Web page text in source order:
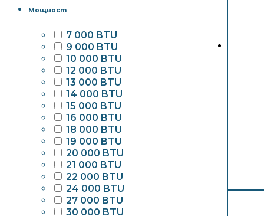
Мощност
7 000 BTU
9 000 BTU
10 000 BTU
12 000 BTU
13 000 BTU
14 000 BTU
15 000 BTU
16 000 BTU
18 000 BTU
19 000 BTU
20 000 BTU
21 000 BTU
22 000 BTU
24 000 BTU
27 000 BTU
30 000 BTU